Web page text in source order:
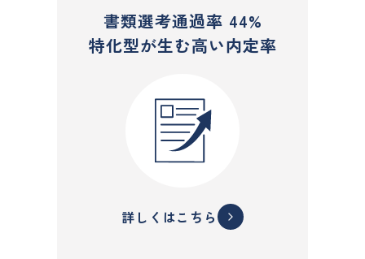
書類選考通過率 44%
特化型が生む高い内定率
詳しくはこちら